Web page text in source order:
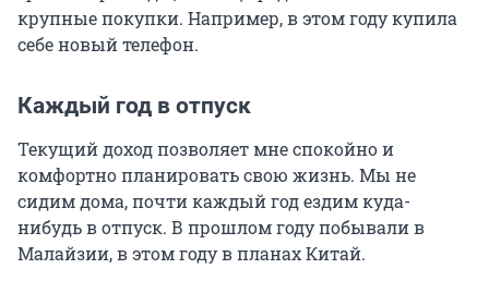
крупные покупки. Например, в этом году купила
себе новый телефон.
Каждый год в отпуск
Текущий доход позволяет мне спокойно и
комфортно планировать свою жизнь. Мы не
сидим дома, почти каждый год ездим куда-
нибудь в отпуск. В прошлом году побывали в
Малайзии, в этом году в планах Китай.